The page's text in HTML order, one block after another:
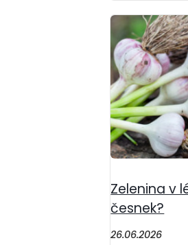
Zelenina v
česnek?
26.06.2026